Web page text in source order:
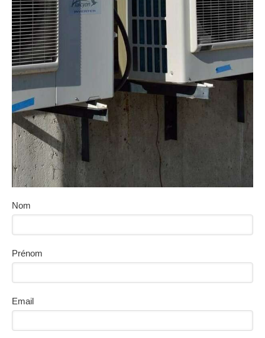
Nom
Prénom
Email